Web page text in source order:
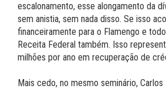
escalonamento, esse alongamento da
sem anistia, sem nada disso. Se isso
financeiramente para o Flamengo e
Receita Federal também. Isso
milhões por ano em recuperação de
Mais cedo, no mesmo seminário, Carlos